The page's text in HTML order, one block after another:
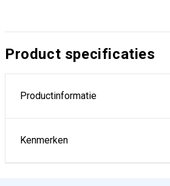
Product specificaties
Productinformatie
Kenmerken